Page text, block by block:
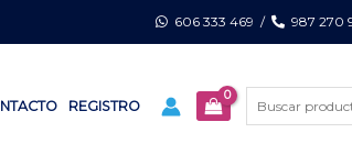
606 333 469 / 987 270
REGISTRO
por: